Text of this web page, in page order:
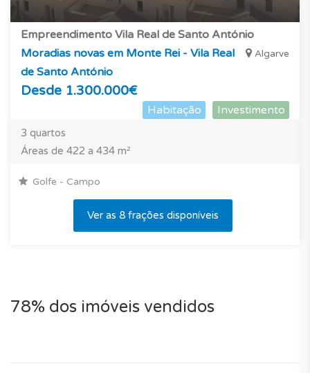
Empreendimento Vila Real de Santo António
Algarve
Moradias novas em Monte Rei - Vila Real
de Santo António
Desde 1.300.000€
Habitação Investimento
3 quartos
Áreas de 422 a 434 m²
Golfe - Campo
Ver as 8 frações disponíveis
78% dos imóveis vendidos